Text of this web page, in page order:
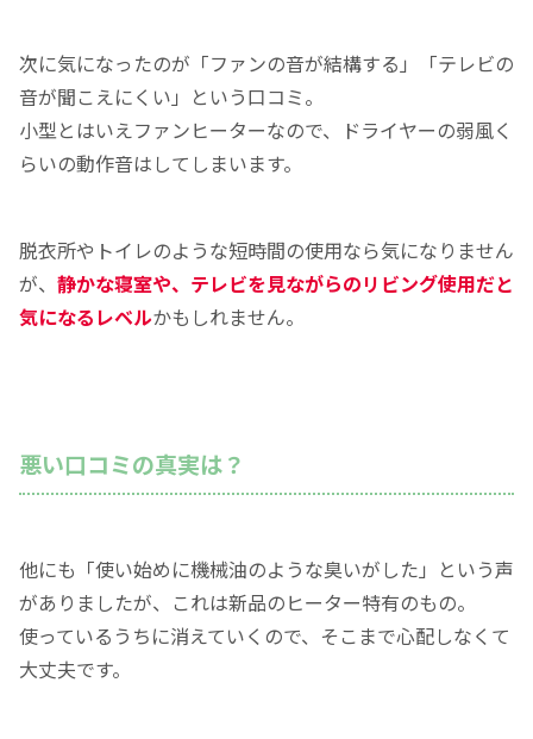
次に気になったのが「ファンの音が結構する」「テレビの
音が聞こえにくい」という口コミ。
小型とはいえファンヒーターなので、ドライヤーの弱風く
らいの動作音はしてしまいます。
脱衣所やトイレのような短時間の使用なら気になりません
が、 静かな寝室や、テレビを見ながらのリビング使用だと
気になるレベルかもしれません。
悪い口コミの真実は？
他にも「使い始めに機械油のような臭いがした」という声
がありましたが、これは新品のヒーター特有のもの。
使っているうちに消えていくので、そこまで心配しなくて
大丈夫です。